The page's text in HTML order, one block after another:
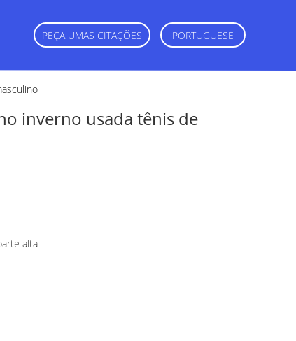
PEÇA UMAS CITAÇÕES PORTUGUESE
inverno usada tênis de
alta